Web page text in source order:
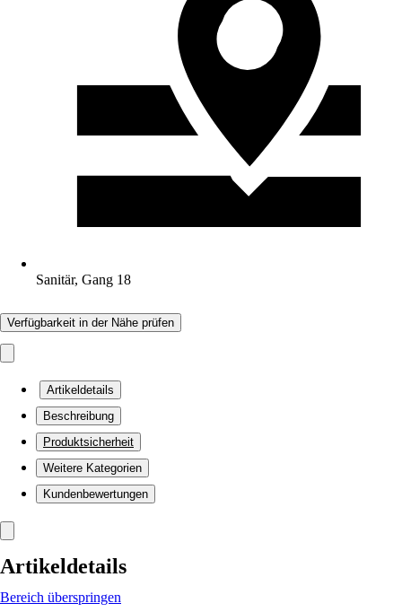
Sanitär, Gang 18
Verfügbarkeit in der Nähe prüfen
Artikeldetails
Beschreibung
Produktsicherheit
Weitere Kategorien
Kundenbewertungen
Artikeldetails
Bereich überspringen